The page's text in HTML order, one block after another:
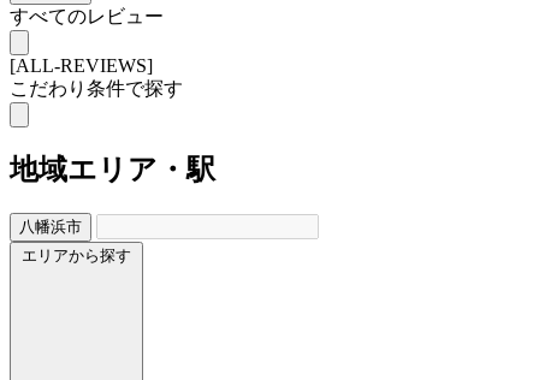
すべてのレビュー
[ALL-REVIEWS]
こだわり条件で探す
地域エリア・駅
八幡浜市
エリアから探す